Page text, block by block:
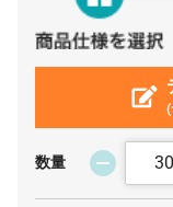
1500 個
1800 個
1900 個
(
数量